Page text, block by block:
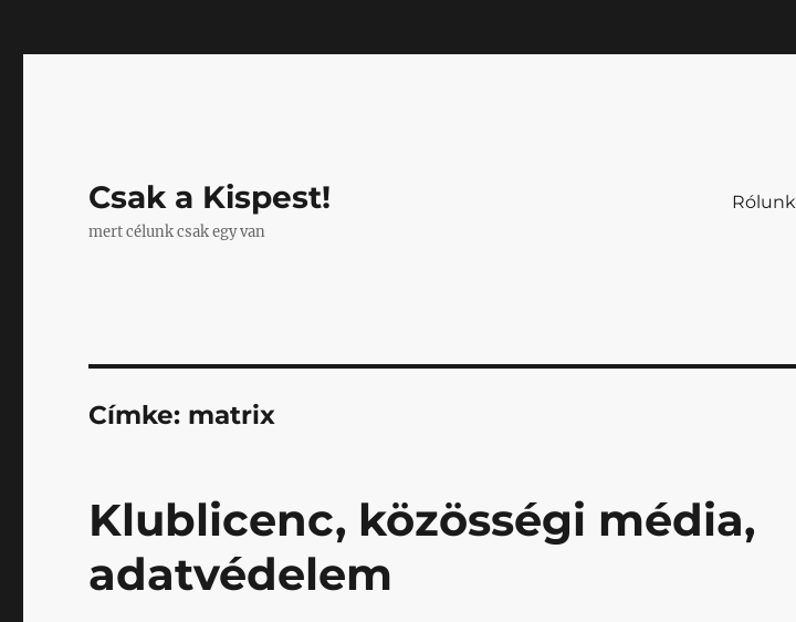
Csak a Kispest!
mert célunk csak egy van
Rólunk
Címke: matrix
Klublicenc, közösségi média,
adatvédelem